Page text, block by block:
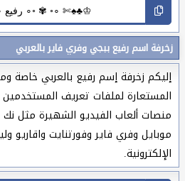
زخرفة اسم رفيع ببجي وفري فاير بالعربي
إليكم زخرفة إسم رفيع بالعربي خاصة
المستعارة لملفات تعريف
منصات ألعاب الفيديو الشهيرة مثل
موبايل وفري فاير وفورتنايت واقاريو
الإلكترونية.